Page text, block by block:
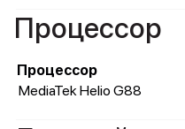
Процессор
Процессор
MediaTek Helio G88